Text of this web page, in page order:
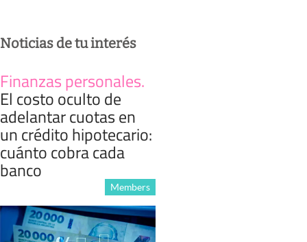
Noticias de tu interés
Finanzas personales.
El costo oculto de
adelantar cuotas en
un crédito hipotecario:
cuánto cobra cada
banco
Members